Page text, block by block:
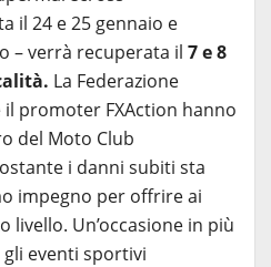
il 24 e 25 gennaio e
– verrà recuperata il 7 e 8
La Federazione
promoter FXAction hanno
del Moto Club
i danni subiti sta
impegno per offrire ai
Un’occasione in più
eventi sportivi